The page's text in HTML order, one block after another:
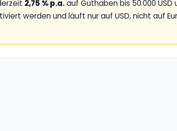
2,75 % p.a.auf Guthaben bis 50.000 USD
werden und läuft nur auf USD, nicht auf